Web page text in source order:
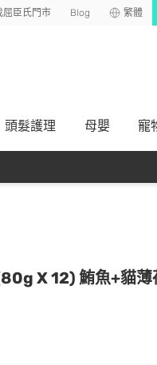
屈臣氏門市 Blog 繁體
頭髮護理 母嬰 寵
X 12) 鮪魚+貓薄